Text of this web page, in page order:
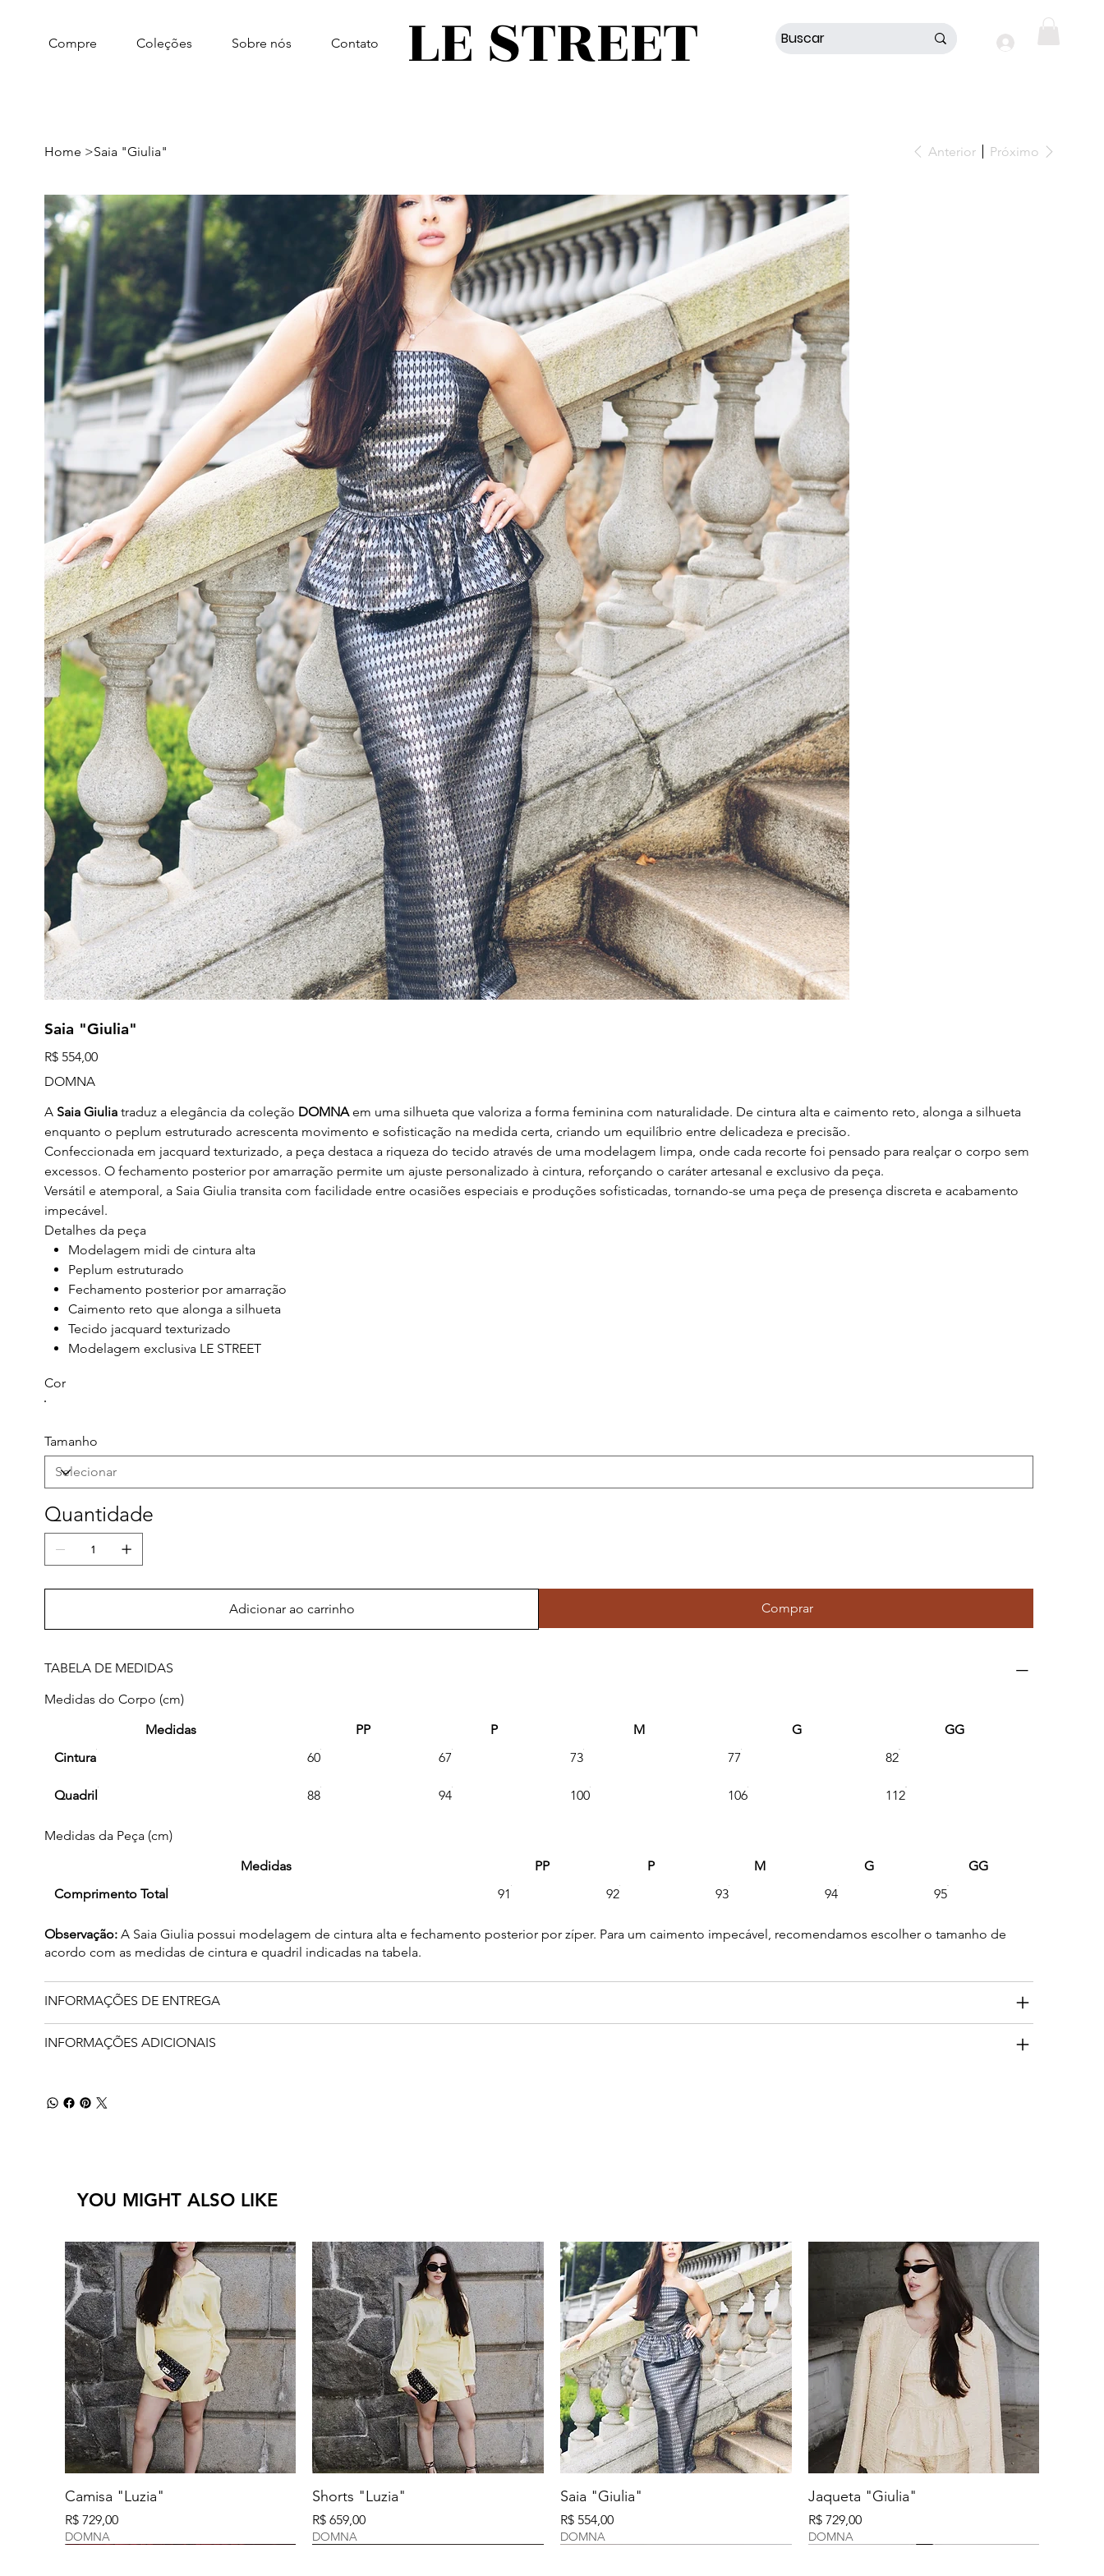
Compre Coleções Sobre nós Contato LE STREET Login
Home >Saia "Giulia" Anterior Próximo
Saia "Giulia"
Preço
R$ 554,00
DOMNA
A Saia Giuliatraduz a elegância da coleção DOMNAem uma silhueta que valoriza a forma feminina com naturalidade. De cintura alta e caimento reto, alonga a silhueta
enquanto o peplum estruturado acrescenta movimento e sofisticação na medida certa, criando um equilíbrio entre delicadeza e precisão.
Confeccionada em jacquard texturizado, a peça destaca a riqueza do tecido através de uma modelagem limpa, onde cada recorte foi pensado para realçar o corpo sem
excessos. O fechamento posterior por amarração permite um ajuste personalizado à cintura, reforçando o caráter artesanal e exclusivo da peça.
Versátil e atemporal, a Saia Giulia transita com facilidade entre ocasiões especiais e produções sofisticadas, tornando-se uma peça de presença discreta e acabamento
impecável.
Detalhes da peça
Modelagem midi de cintura alta
Peplum estruturado
Fechamento posterior por amarração
Caimento reto que alonga a silhueta
Tecido jacquard texturizado
Modelagem exclusiva LE STREET
Cor
Tamanho
Quantidade
Adicionar ao carrinho Comprar
TABELA DE MEDIDAS
Medidas do Corpo (cm)
Medidas
PP P M G
GG
Cintura
60 67 73 77 82
Quadril 88 94 100 106 112
Medidas da Peça (cm)
Medidas
PP P M G
GG
Comprimento Total
91 92 93 94 95
Observação:A Saia Giulia possui modelagem de cintura alta e fechamento posterior por zíper. Para um caimento impecável, recomendamos escolher o tamanho de
acordo com as medidas de cintura e quadril indicadas na tabela.
INFORMAÇÕES DE ENTREGA
INFORMAÇÕES ADICIONAIS
YOU MIGHT ALSO LIKE
Camisa "Luzia"
Preço
R$ 729,00
DOMNA
Shorts "Luzia"
Preço
R$ 659,00
DOMNA
Saia "Giulia"
Preço
R$ 554,00
DOMNA
Jaqueta "Giulia"
Preço
R$ 729,00
DOMNA